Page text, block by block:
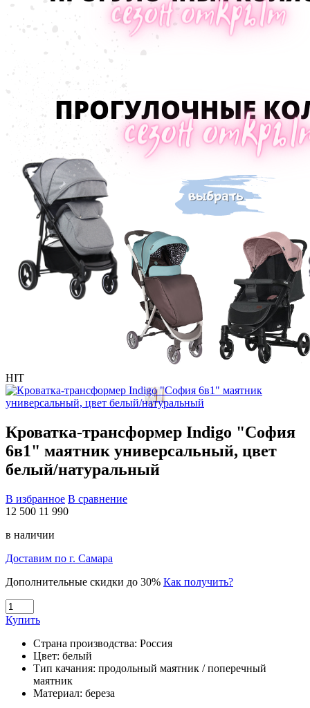
HIT
Кроватка-трансформер Indigo "София
6в1" маятник универсальный, цвет
белый/натуральный
В избранное В сравнение
12 500 11 990
в наличии
Доставим по г. Самара
Дополнительные скидки до 30% Как получить?
Купить
Страна производства: Россия
Цвет: белый
Тип качания: продольный маятник / поперечный
маятник
Материал: береза